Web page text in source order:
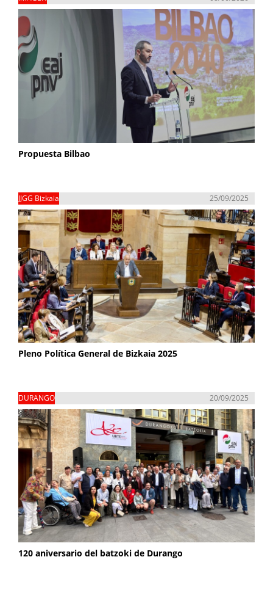
Propuesta Bilbao
JJGG Bizkaia 25/09/2025
Pleno Política General de Bizkaia 2025
DURANGO 20/09/2025
120 aniversario del batzoki de Durango